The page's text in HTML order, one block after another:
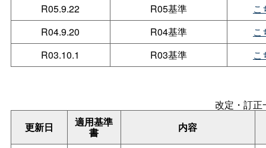
R05.9.22
R05基準
こ
R04.9.20
R04基準
こ
R03.10.1
R03基準 こ
改定・訂正
更新日
適用基準
書 内容